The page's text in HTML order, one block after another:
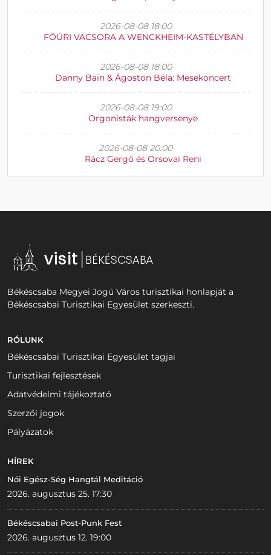
2026-08-08 18:00
FŐÚRI VACSORA A WENCKHEIM-KASTÉLYBAN
2026-08-08 18:00
Danny Bain & Ágoston Béla: Mesekoncert
2026-08-08 19:00
Orgonisták hangversenye
2026-08-08 20:00
Rácz Gergő és Orsovai Reni
Békéscsaba Megyei Jogú Város turisztikai honlapját a
Békéscsabai Turisztikai Egyesület szerkeszti.
RÓLUNK
Békéscsabai Turisztikai Egyesület tagjai
Turisztikai fejlesztések
Adatvédelmi tájékoztató
Szerzői jogok
Pályázatok
HÍREK
Női Egész-Ség Hangtál Meditáció
2026. augusztus 25. 17:30
Békéscsabai Post-Punk Fest
2026. augusztus 12. 19:00